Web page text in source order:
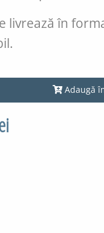
livrează în
Adaugă